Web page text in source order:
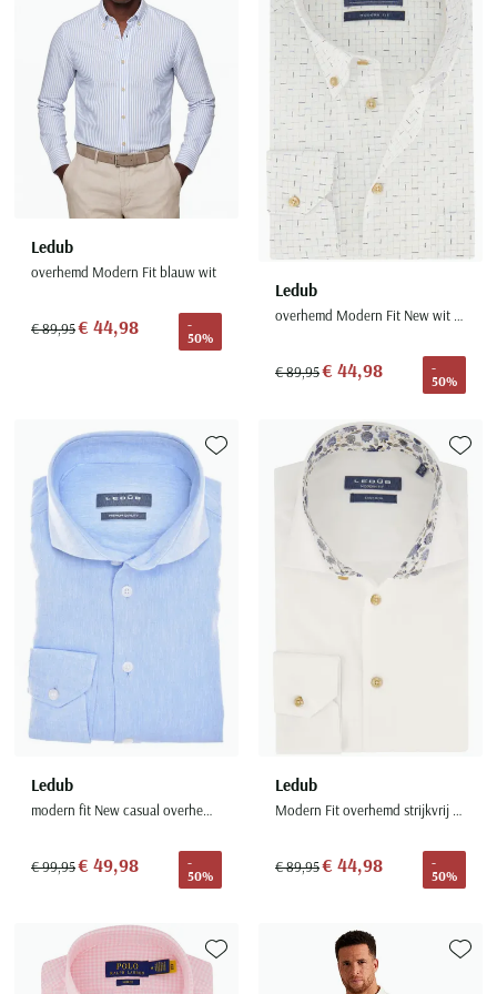
Ledub
overhemd Modern Fit blauw wit
€ 89,95€ 44,98
-
50%
Ledub
overhemd Modern Fit New wit geprint button down
€ 89,95€ 44,98
-
50%
Ledub
modern fit New casual overhemd lichtblauw
€ 99,95€ 49,98
-
50%
Toevoegen aan favorieten
Ledub
Modern Fit overhemd strijkvrij wit
€ 89,95€ 44,98
-
50%
Toevoegen aan favorieten